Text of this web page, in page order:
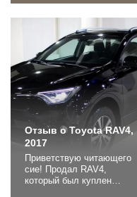
решил написать отзыв
после полугода
эксплуатации. Машину
приобрел новую,
сравнение произвожу с
предыдущей, Хонда СРВ
2.0 АКПП, которую так же
брал в салоне пять лет
назад. Полгода как раз
хватило все расставить
по...
Отзыв о Toyota RAV4,
2017
Приветствую читающего
сие! Продал RAV4,
который был куплен